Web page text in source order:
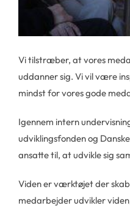
Vi tilstræber, at vores
uddanner sig. Vi vil være
mindst for vores gode
Igennem intern
udviklingsfonden og
ansatte til, at udvikle sig
Viden er værktøjet der
medarbejder udvikler